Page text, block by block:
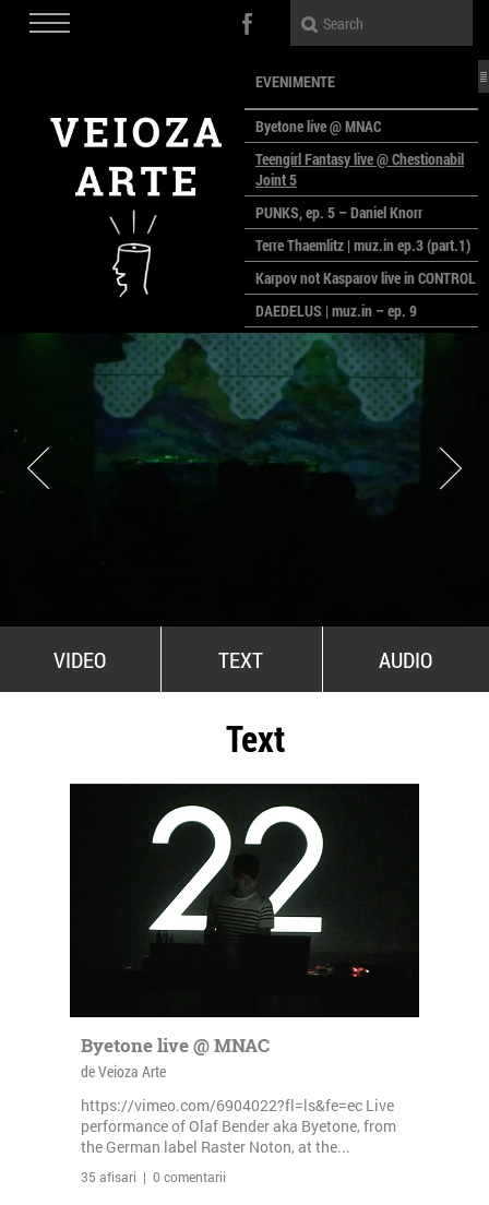
EVENIMENTE
Byetone live @ MNAC
Teengirl Fantasy live @ Chestionabil
Joint 5
PUNKS, ep. 5 – Daniel Knorr
Terre Thaemlitz | muz.in ep.3 (part.1)
Karpov not Kasparov live in CONTROL
DAEDELUS | muz.in – ep. 9
LALELE, LALELE – prima premieră a
anului la MACAZ
CinePOLSKA – filme poloneze la
București
PEOPLE OF ROMANIA se lansează la
galeria Simeza
All Stars For Outernational
VIDEO TEXT AUDIO
Text
Byetone live @ MNAC
de Veioza Arte
https://vimeo.com/6904022?fl=ls&fe=ec Live
performance of Olaf Bender aka Byetone, from
the German label Raster Noton, at the...
35 afisari | 0 comentarii